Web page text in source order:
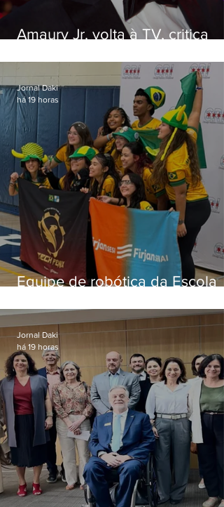
Amaury Jr. volta à TV, critica
viraram colunistas de si
Equipe de robótica da Escola
prêmio internacional nos EUA
Jornal Daki
há 19 horas
Jornal Daki
há 19 horas